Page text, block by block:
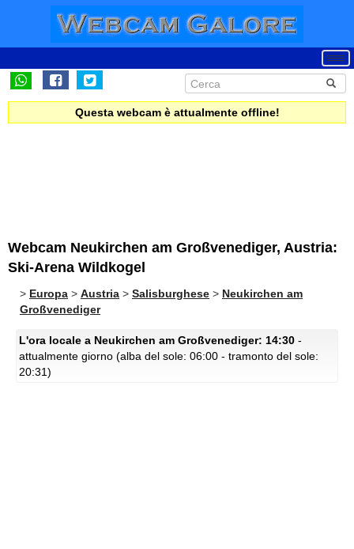
Questa webcam è attualmente offline!
Webcam Neukirchen am Großvenediger, Austria:
Ski-Arena Wildkogel
> Europa > Austria > Salisburghese > Neukirchen am
Großvenediger
L'ora locale a Neukirchen am Großvenediger: 14:30 -
attualmente giorno (alba del sole: 06:00 - tramonto del sole:
20:31)